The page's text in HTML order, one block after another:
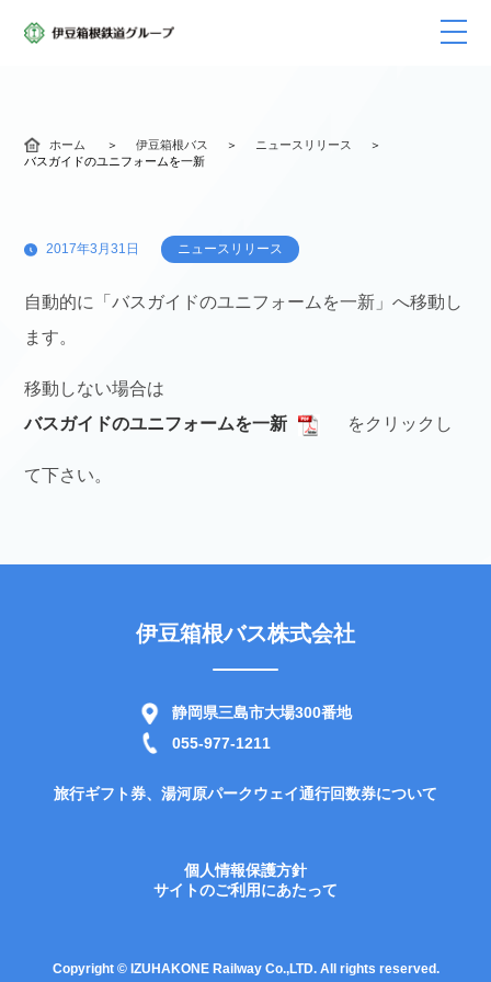
ホーム 伊豆箱根バス
ニュースリリース
バスガイドのユニフォームを一新
2017年3月31日 ニュースリリース
自動的に「バスガイドのユニフォームを一新」へ移動し
ます。
移動しない場合は
バスガイドのユニフォームを一新
をクリックし
て下さい。
伊豆箱根バス株式会社
静岡県三島市大場300番地
055-977-1211
旅行ギフト券、湯河原パークウェイ通行回数券について
個人情報保護方針
サイトのご利用にあたって
Copyright © IZUHAKONE Railway Co.,LTD. All rights reserved.